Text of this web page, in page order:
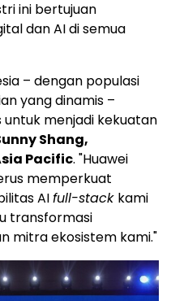
ini bertujuan
danAI disemua
– dengan populasi
yang dinamis –
menjadi kekuatan
Shang,
Pacific. "Huawei
memperkuat
AIfull-stack kami
transformasi
mitra ekosistem kami."